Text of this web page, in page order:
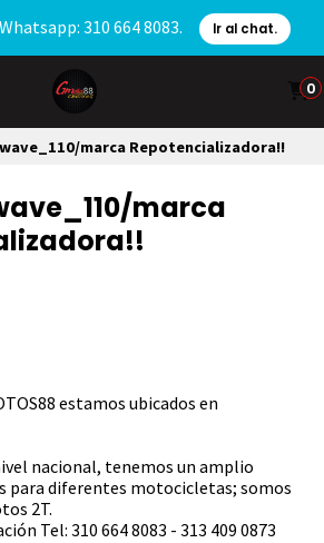
310 664 8083. Ir al chat.
0
marca Repotencializadora!!
marca
estamos ubicados en
nacional, tenemos un amplio
para diferentes motocicletas; somos
2T.
Tel: 310 664 8083 - 313 409 0873